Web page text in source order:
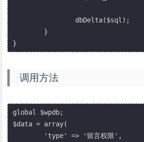
调用方法
global $wpdb;
$data = array(